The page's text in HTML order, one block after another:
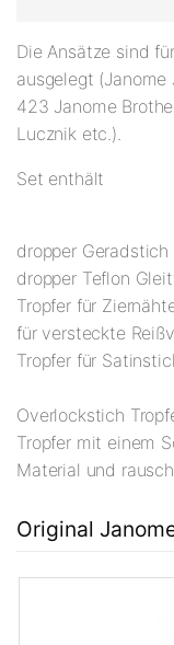
Die Ansätze sind
ausgelegt (Janome
423 Janome
Lucznik etc.).
Set enthält
dropper
dropper Teflon
Tropfer für
für versteckte
Tropfer für
Overlockstich
Tropfer mit einem
Material und
Original